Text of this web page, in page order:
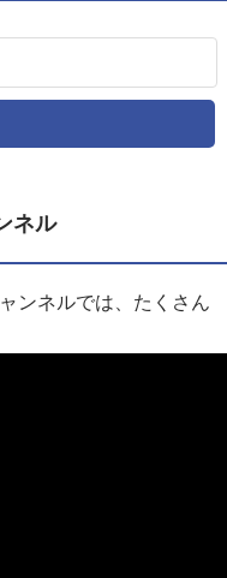
ネル
ンネルでは、たくさん